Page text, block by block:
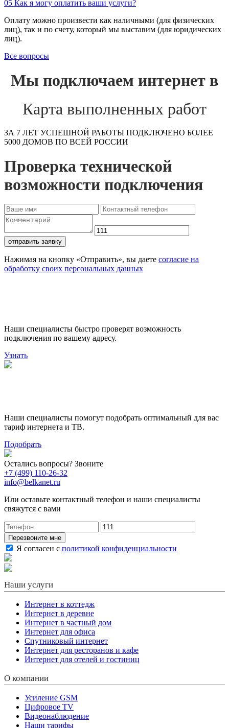
05 Как я могу оплатить ваши услуги?
Оплату можно произвести как наличными (для физических
лиц), так и по счету, который мы выставим (для юридических
лиц).
Все вопросы
Мы подключаем интернет в
Карта выполненных работ
ЗА 7 ЛЕТ УСПЕШНОЙ РАБОТЫ ПОДКЛЮЧЕНО БОЛЕЕ
5000 ДОМОВ ПО ВСЕЙ РОССИИ
Проверка технической
возможности подключения
отправить заявку
Нажимая на кнопку «Отправить», вы даете согласие на
обработку своих персональных данных
Наши специалисты быстро проверят возможность
подключения по вашему адресу.
Узнать
Наши специалисты помогут подобрать оптимальный для вас
тариф интернета и ТВ.
Подобрать
Остались вопросы? Звоните
+7 (499) 110-26-32
info@belkanet.ru
Или оставьте контактный телефон и наши специалисты
свяжутся с вами
Перезвоните мне
Я согласен с политикой конфиденциальности
Наши услуги
Интернет в коттедж
Интернет в деревне
Интернет в частный дом
Интернет для офиса
Спутниковый интернет
Интернет для ресторанов и кафе
Интернет для отелей и гостиниц
О компании
Усиление GSM
Цифровое TV
Видеонаблюдение
Наши тарифы